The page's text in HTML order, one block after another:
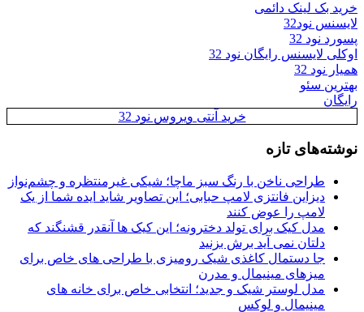
خرید بک لینک دائمی
لایسنس نود32
پسورد نود 32
اوکلی لایسنس رایگان نود 32
همیار نود 32
بهترین سئو
رایگان
خرید آنتی ویروس نود 32
نوشته‌های تازه
طراحی ناخن با رنگ سبز ماچا؛ شیکی غیرمنتظره و چشم‌نواز
دیزاین فانتزی لامپ حبابی؛ این تصاویر شاید ایده شما از یک
لامپ را عوض کنند
مدل کیک برای تولد دخترونه؛ این کیک ها آنقدر قشنگند که
دلتان نمی آید برش بزنید
جا دستمال کاغذی شیک رومیزی با طراحی های خاص برای
میزهای مینیمال و مدرن
مدل لوستر شیک و جدید؛ انتخابی خاص برای خانه های
مینیمال و لوکس